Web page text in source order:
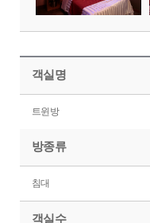
객실명
트윈방
방종류
침대
객실수